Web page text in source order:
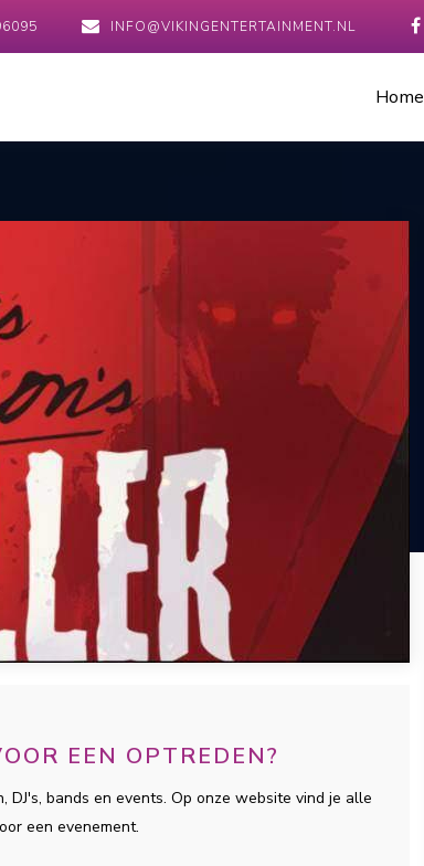
INFO@VIKINGENTERTAINMENT.NL
Home
EEN OPTREDEN?
bands en events. Op onze website vind je alle
een evenement.